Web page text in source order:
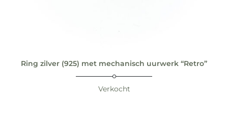
Ring zilver (925) met mechanisch uurwerk “Retro”
Verkocht